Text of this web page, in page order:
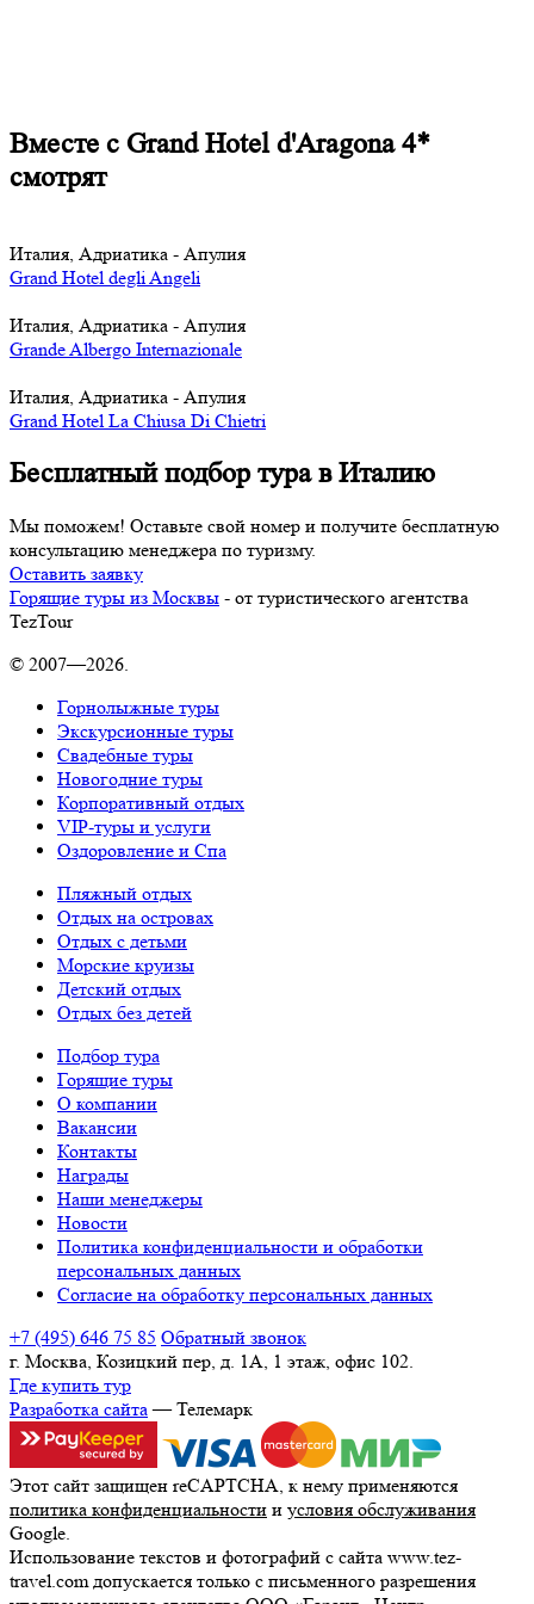
Вместе с Grand Hotel d'Aragona 4*
смотрят
Италия, Адриатика - Апулия
Grand Hotel degli Angeli
Италия, Адриатика - Апулия
Grande Albergo Internazionale
Италия, Адриатика - Апулия
Grand Hotel La Chiusa Di Chietri
Бесплатный подбор тура в Италию
Мы поможем! Оставьте свой номер и получите бесплатную
консультацию менеджера по туризму.
Оставить заявку
Горящие туры из Москвы - от туристического агентства
TezTour
© 2007—2026.
Горнолыжные туры
Экскурсионные туры
Свадебные туры
Новогодние туры
Корпоративный отдых
VIP-туры и услуги
Оздоровление и Спа
Пляжный отдых
Отдых на островах
Отдых с детьми
Морские круизы
Детский отдых
Отдых без детей
Подбор тура
Горящие туры
О компании
Вакансии
Контакты
Награды
Наши менеджеры
Новости
Политика конфиденциальности и обработки
персональных данных
Согласие на обработку персональных данных
+7 (495) 646 75 85 Обратный звонок
г. Москва, Козицкий пер, д. 1А, 1 этаж, офис 102.
Где купить тур
Разработка сайта— Телемарк
Этот сайт защищен reCAPTCHA, к нему применяются
политика конфиденциальности и условия обслуживания
Google.
Использование текстов и фотографий с сайта www.tez-
travel.com допускается только с письменного разрешения